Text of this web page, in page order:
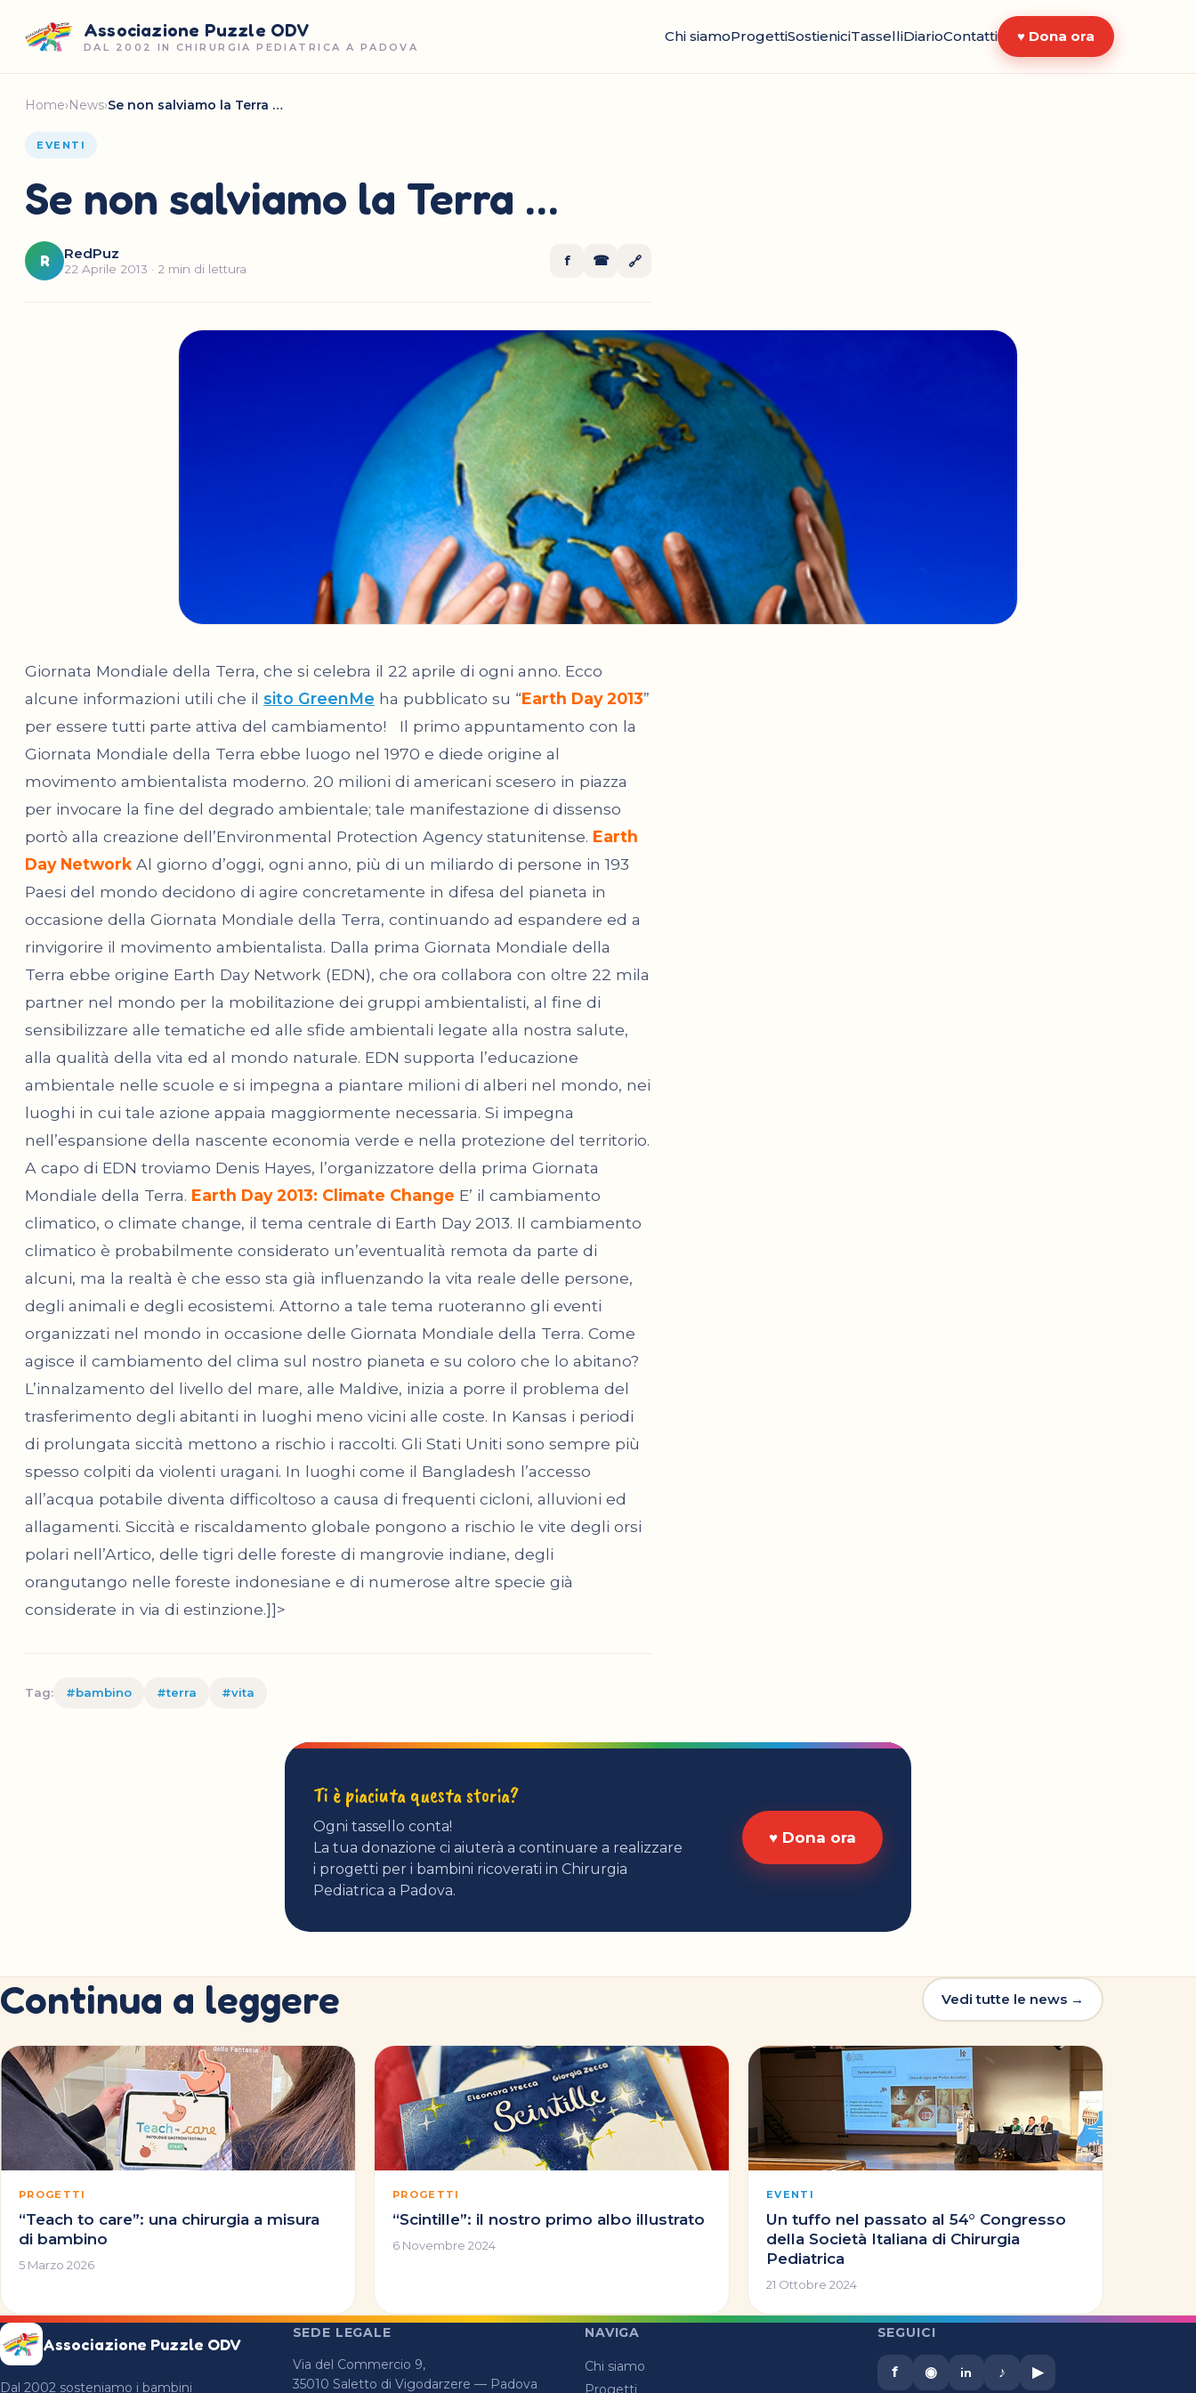
Associazione Puzzle ODV
DAL 2002 IN CHIRURGIA PEDIATRICA A PADOVA
Chi siamoProgettiSostieniciTasselliDiarioContatti ♥ Dona ora
Home›News›Se non salviamo la Terra …
EVENTI
Se non salviamo la Terra …
R RedPuz
22 Aprile 2013 · 2 min di lettura f ☎ 🔗
Giornata Mondiale della Terra, che si celebra il 22 aprile di ogni anno. Ecco
alcune informazioni utili che il sito GreenMe ha pubblicato su “Earth Day 2013”
per essere tutti parte attiva del cambiamento! Il primo appuntamento con la
Giornata Mondiale della Terra ebbe luogo nel 1970 e diede origine al
movimento ambientalista moderno. 20 milioni di americani scesero in piazza
per invocare la fine del degrado ambientale; tale manifestazione di dissenso
portò alla creazione dell’Environmental Protection Agency statunitense. Earth
Day Network Al giorno d’oggi, ogni anno, più di un miliardo di persone in 193
Paesi del mondo decidono di agire concretamente in difesa del pianeta in
occasione della Giornata Mondiale della Terra, continuando ad espandere ed a
rinvigorire il movimento ambientalista. Dalla prima Giornata Mondiale della
Terra ebbe origine Earth Day Network (EDN), che ora collabora con oltre 22 mila
partner nel mondo per la mobilitazione dei gruppi ambientalisti, al fine di
sensibilizzare alle tematiche ed alle sfide ambientali legate alla nostra salute,
alla qualità della vita ed al mondo naturale. EDN supporta l’educazione
ambientale nelle scuole e si impegna a piantare milioni di alberi nel mondo, nei
luoghi in cui tale azione appaia maggiormente necessaria. Si impegna
nell’espansione della nascente economia verde e nella protezione del territorio.
A capo di EDN troviamo Denis Hayes, l’organizzatore della prima Giornata
Mondiale della Terra. Earth Day 2013: Climate Change E’ il cambiamento
climatico, o climate change, il tema centrale di Earth Day 2013. Il cambiamento
climatico è probabilmente considerato un’eventualità remota da parte di
alcuni, ma la realtà è che esso sta già influenzando la vita reale delle persone,
degli animali e degli ecosistemi. Attorno a tale tema ruoteranno gli eventi
organizzati nel mondo in occasione delle Giornata Mondiale della Terra. Come
agisce il cambiamento del clima sul nostro pianeta e su coloro che lo abitano?
L’innalzamento del livello del mare, alle Maldive, inizia a porre il problema del
trasferimento degli abitanti in luoghi meno vicini alle coste. In Kansas i periodi
di prolungata siccità mettono a rischio i raccolti. Gli Stati Uniti sono sempre più
spesso colpiti da violenti uragani. In luoghi come il Bangladesh l’accesso
all’acqua potabile diventa difficoltoso a causa di frequenti cicloni, alluvioni ed
allagamenti. Siccità e riscaldamento globale pongono a rischio le vite degli orsi
polari nell’Artico, delle tigri delle foreste di mangrovie indiane, degli
orangutango nelle foreste indonesiane e di numerose altre specie già
considerate in via di estinzione.]]>
Tag: #bambino #terra #vita
Ti è piaciuta questa storia?
Ogni tassello conta!
La tua donazione ci aiuterà a continuare a realizzare
i progetti per i bambini ricoverati in Chirurgia
Pediatrica a Padova.
♥ Dona ora
Continua a leggere Vedi tutte le news →
PROGETTI
“Teach to care”: una chirurgia a misura
di bambino
5 Marzo 2026
PROGETTI
“Scintille”: il nostro primo albo illustrato
6 Novembre 2024
EVENTI
Un tuffo nel passato al 54° Congresso
della Società Italiana di Chirurgia
Pediatrica
21 Ottobre 2024
Associazione Puzzle ODV
Dal 2002 sosteniamo i bambini
SEDE LEGALE
Via del Commercio 9,
35010 Saletto di Vigodarzere — Padova
NAVIGA
Chi siamo
Progetti
SEGUICI
f ◉ in ♪ ▶